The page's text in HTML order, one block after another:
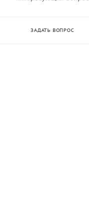
ЗАДАТЬ ВОПРОС